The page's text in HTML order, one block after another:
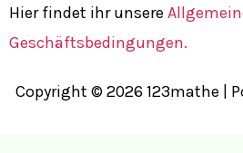
Hier findet ihr unsere
Geschäftsbedingungen.
Copyright © 2026 123mathe |